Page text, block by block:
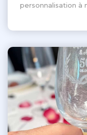
personnalisation à